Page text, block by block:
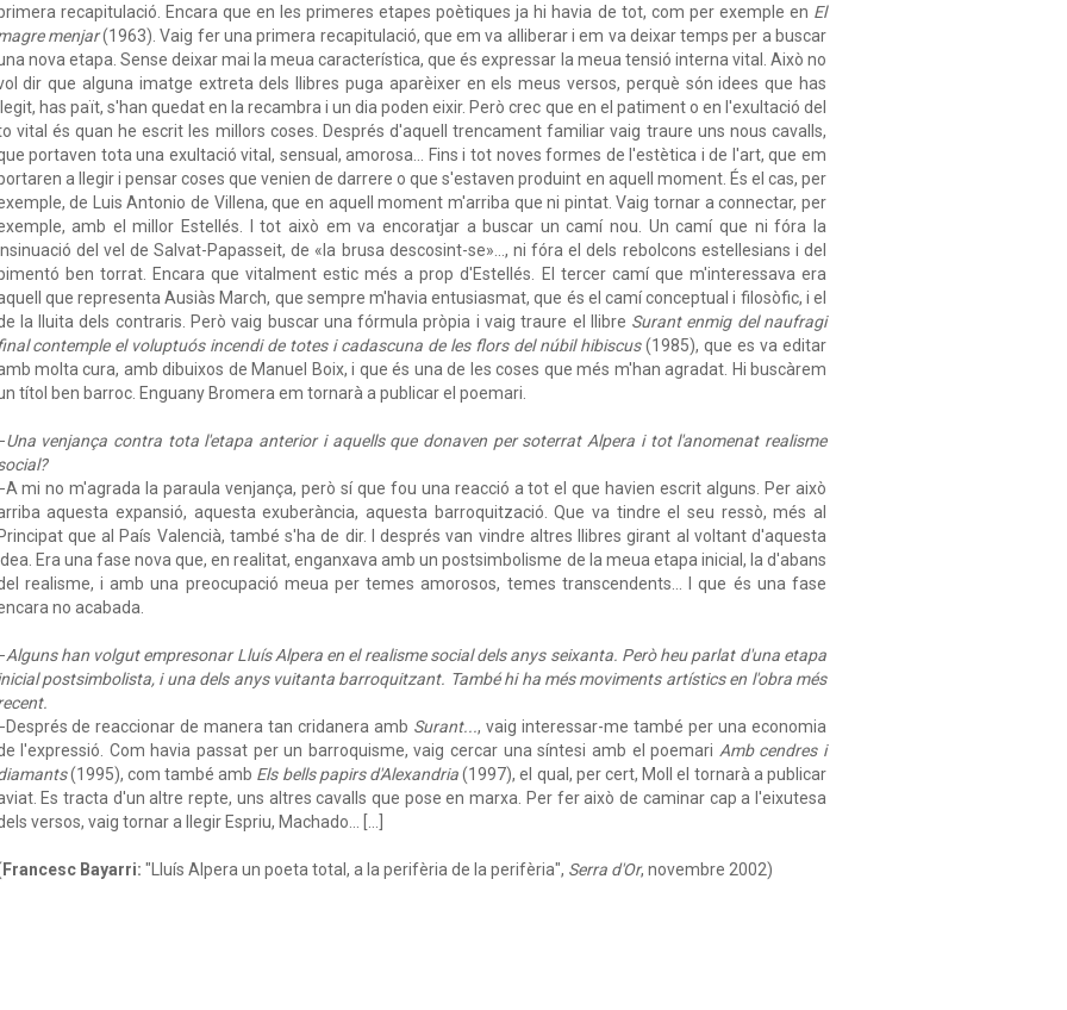
recapitulació. Encara que en les primeres etapes poètiques ja hi havia de tot, com per exemple en El
menjar(1963). Vaig fer una primera recapitulació, que em va alliberar i em va deixar temps per a buscar
nova etapa. Sense deixar mai la meua característica, que és expressar la meua tensió interna vital. Això no
dir que alguna imatge extreta dels llibres puga aparèixer en els meus versos, perquè són idees que has
has paït, s'han quedat en la recambra i un dia poden eixir. Però crec que en el patiment o en l'exultació del
vital és quan he escrit les millors coses. Després d'aquell trencament familiar vaig traure uns nous cavalls,
portaven tota una exultació vital, sensual, amorosa... Fins i tot noves formes de l'estètica i de l'art, que em
a llegir i pensar coses que venien de darrere o que s'estaven produint en aquell moment. És el cas, per
de Luis Antonio de Villena, que en aquell moment m'arriba que ni pintat. Vaig tornar a connectar, per
amb el millor Estellés. I tot això em va encoratjar a buscar un camí nou. Un camí que ni fóra la
del vel de Salvat-Papasseit, de «la brusa descosint-se»..., ni fóra el dels rebolcons estellesians i del
ben torrat. Encara que vitalment estic més a prop d'Estellés. El tercer camí que m'interessava era
que representa Ausiàs March, que sempre m'havia entusiasmat, que és el camí conceptual i filosòfic, i el
la lluita dels contraris. Però vaig buscar una fórmula pròpia i vaig traure el llibre Surant enmig del naufragi
contemple el voluptuós incendi de totes i cadascuna de les flors del núbil hibiscus(1985), que es va editar
molta cura, amb dibuixos de Manuel Boix, i que és una de les coses que més m'han agradat. Hi buscàrem
títol ben barroc. Enguany Bromera em tornarà a publicar el poemari.
Una venjança contra tota l'etapa anterior i aquells que donaven per soterrat Alpera i tot l'anomenat realisme
mi no m'agrada la paraula venjança, però sí que fou una reacció a tot el que havien escrit alguns. Per això
aquesta expansió, aquesta exuberància, aquesta barroquització. Que va tindre el seu ressò, més al
que al País Valencià, també s'ha de dir. I després van vindre altres llibres girant al voltant d'aquesta
Era una fase nova que, en realitat, enganxava amb un postsimbolisme de la meua etapa inicial, la d'abans
realisme, i amb una preocupació meua per temes amorosos, temes transcendents... I que és una fase
no acabada.
Alguns han volgut empresonar Lluís Alpera en el realisme social dels anys seixanta. Però heu parlat d'una etapa
postsimbolista, i una dels anys vuitanta barroquitzant. També hi ha més moviments artístics en l'obra més
de reaccionar de manera tan cridanera amb Surant..., vaig interessar-me també per una economia
l'expressió. Com havia passat per un barroquisme, vaig cercar una síntesi amb el poemari Amb cendres i
(1995), com també amb Els bells papirs d'Alexandria(1997), el qual, per cert, Moll el tornarà a publicar
Es tracta d'un altre repte, uns altres cavalls que pose en marxa. Per fer això de caminar cap a l'eixutesa
versos, vaig tornar a llegir Espriu, Machado... [...]
Francesc Bayarri: "Lluís Alpera un poeta total, a la perifèria de la perifèria", Serra d'Or, novembre 2002)